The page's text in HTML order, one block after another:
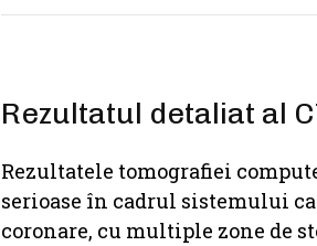
Rezultatul detaliat al
Rezultatele tomografiei
serioase în cadrul sistemului
coronare, cu multiple zone de